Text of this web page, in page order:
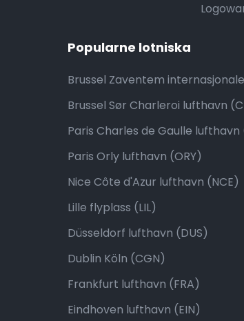
Popularne lotniska
Brussel Zaventem
Brussel Sør Charleroi lufthavn
Paris Charles de Gaulle lufthavn
Paris Orly lufthavn (ORY)
Nice Côte d'Azur lufthavn (NCE)
Lille flyplass (LIL)
Düsseldorf lufthavn (DUS)
Dublin Köln (CGN)
Frankfurt lufthavn (FRA)
Eindhoven lufthavn (EIN)